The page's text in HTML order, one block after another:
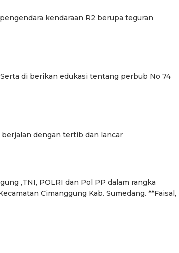
kendaraan R2 berupa teguran
di berikan edukasi tentang perbub No 74
dengan tertib dan lancar
,TNI, POLRI dan Pol PP dalam rangka
Cimanggung Kab. Sumedang. **Faisal,